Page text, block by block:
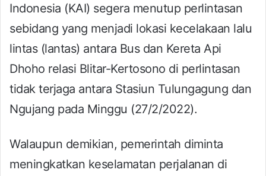
Indonesia (KAI) segera menutup perlintasan
sebidang yang menjadi lokasi kecelakaan lalu
lintas (lantas) antara Bus dan Kereta Api
Dhoho relasi Blitar-Kertosono di perlintasan
tidak terjaga antara Stasiun Tulungagung dan
Ngujang pada Minggu (27/2/2022).
Walaupun demikian, pemerintah diminta
meningkatkan keselamatan perjalanan di